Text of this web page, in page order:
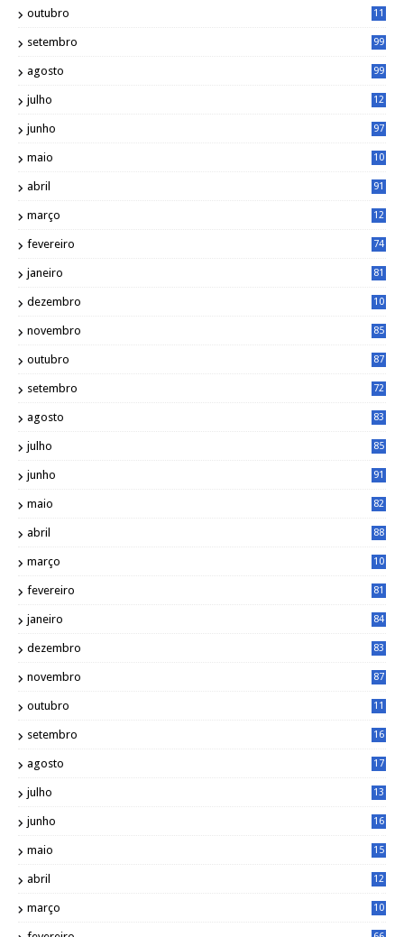
outubro
11
setembro 99
agosto 99
julho
12
junho 97
maio
10
abril 91
março
12
fevereiro 74
janeiro 81
dezembro
10
novembro 85
outubro 87
setembro 72
agosto 83
julho 85
junho 91
maio 82
abril 88
março
10
fevereiro 81
janeiro 84
dezembro 83
novembro 87
outubro
11
setembro
16
agosto
17
julho
13
junho
16
maio
15
abril
12
março
10